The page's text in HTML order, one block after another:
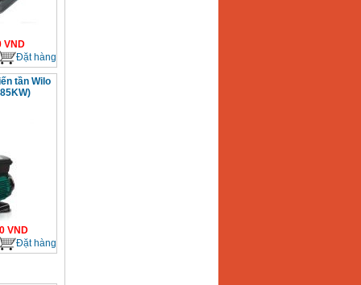
VND
Đặt hàng
tần Wilo
VND
Đặt hàng